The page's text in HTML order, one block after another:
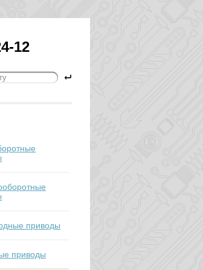
12
приводы
приводы